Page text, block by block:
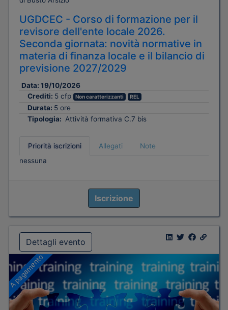
UGDCEC - Corso di formazione per il
revisore dell'ente locale 2026.
Seconda giornata: novità normative in
materia di finanza locale e il bilancio di
previsione 2027/2029
Data: 19/10/2026
Crediti: 5 cfp Non caratterizzanti REL
Durata: 5 ore
Tipologia: Attività formativa C.7 bis
Priorità iscrizioni Allegati
Note
nessuna
Iscrizione
Dettagli evento
A pagamento